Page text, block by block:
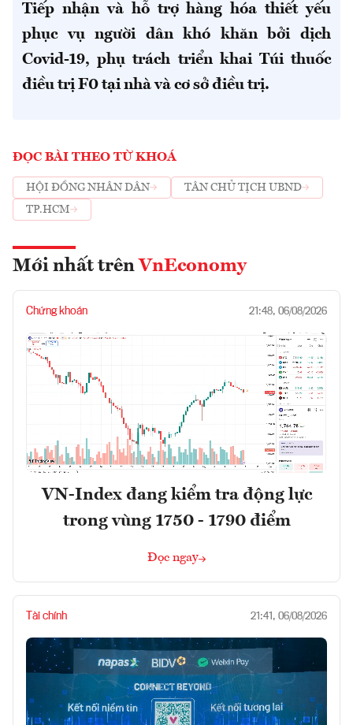
Tiếp nhận và hỗ trợ hàng hóa thiết yếu
phục vụ người dân khó khăn bởi dịch
Covid-19, phụ trách triển khai Túi thuốc
điều trị F0 tại nhà và cơ sở điều trị.
ĐỌC BÀI THEO TỪ KHOÁ
HỘI ĐỒNG NHÂN DÂN
TÂN CHỦ TỊCH UBND
TP.HCM
Mới nhất trên VnEconomy
Chứng khoán 21:48, 06/08/2026
VN-Index đang kiểm tra động lực
trong vùng 1750 - 1790 điểm
Đọc ngay
Tài chính 21:41, 06/08/2026